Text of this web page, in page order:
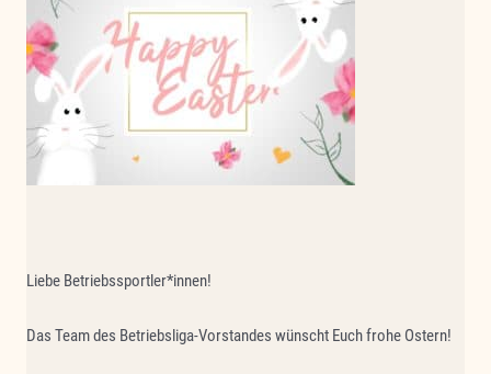
Liebe Betriebssportler*innen!
Das Team des Betriebsliga-Vorstandes wünscht Euch frohe Ostern!